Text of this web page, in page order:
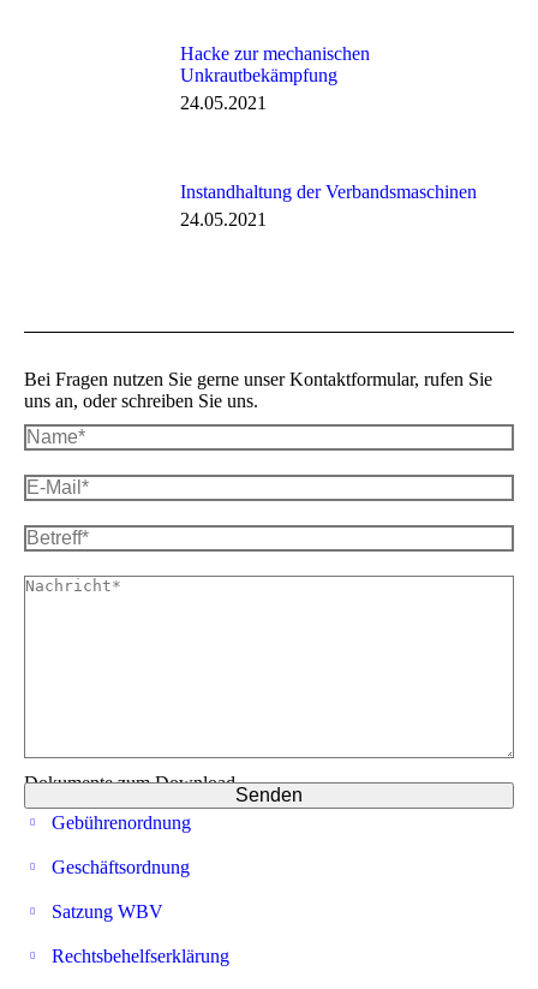
Hacke zur mechanischen
Unkrautbekämpfung
24.05.2021
Instandhaltung der Verbandsmaschinen
24.05.2021
Bei Fragen nutzen Sie gerne unser Kontaktformular, rufen Sie
uns an, oder schreiben Sie uns.
Dokumente zum Download
Gebührenordnung
Geschäftsordnung
Satzung WBV
Rechtsbehelfserklärung